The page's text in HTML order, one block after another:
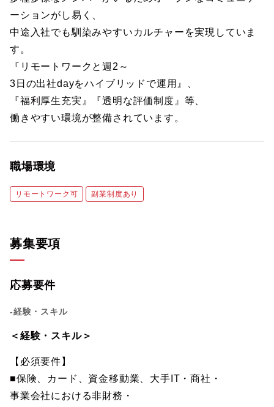
ーションがし易く、
中途入社でも馴染みやすいカルチャーを実現していま
す。
『リモートワークと週2～
3日の出社dayをハイブリッドで運用』、
『福利厚生充実』『透明な評価制度』等、
働きやすい環境が整備されています。
職場環境
リモートワーク可 副業制度あり
募集要項
応募要件
-経験・スキル
＜経験・スキル＞
【必須要件】
■保険、カード、資金移動業、大手IT・商社・
事業会社における非財務・